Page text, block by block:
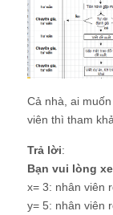
Cả nhà, ai
viên thì tham
Trả lời:
Bạn vui lòng
x= 3: nhân viên
y= 5: nhân viên